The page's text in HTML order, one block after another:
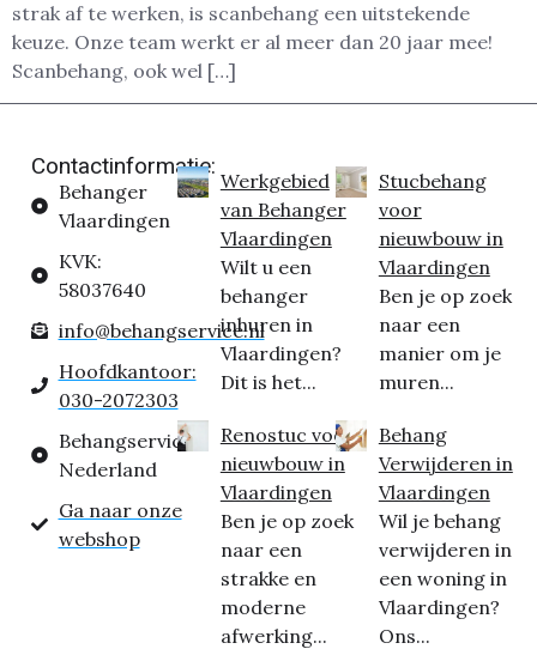
strak af te werken, is scanbehang een uitstekende
keuze. Onze team werkt er al meer dan 20 jaar mee!
Scanbehang, ook wel […]
Contactinformatie:
Behanger
Vlaardingen
KVK:
58037640
info@behangservice.nl
Hoofdkantoor:
030-2072303
Behangservice
Nederland
Ga naar onze
webshop
Werkgebied
van Behanger
Vlaardingen
Wilt u een
behanger
inhuren in
Vlaardingen?
Dit is het...
Renostuc voor
nieuwbouw in
Vlaardingen
Ben je op zoek
naar een
strakke en
moderne
afwerking...
Stucbehang
voor
nieuwbouw in
Vlaardingen
Ben je op zoek
naar een
manier om je
muren...
Behang
Verwijderen in
Vlaardingen
Wil je behang
verwijderen in
een woning in
Vlaardingen?
Ons...